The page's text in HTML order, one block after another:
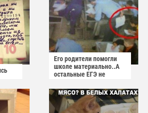
Его родители помогли
школе материально..А
остальные ЕГЭ не